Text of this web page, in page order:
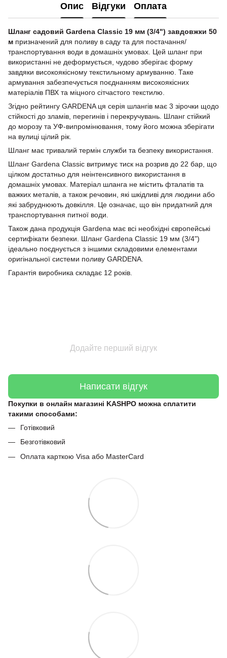
Опис Відгуки Оплата
Шланг садовий Gardena Classic 19 мм (3/4") завдовжки 50
м призначений для поливу в саду та для постачання/
транспортування води в домашніх умовах. Цей шланг при
використанні не деформується, чудово зберігає форму
завдяки високоякісному текстильному армуванню. Таке
армування забезпечується поєднанням високоякісних
матеріалів ПВХ та міцного сітчастого текстилю.
Згідно рейтингу GARDENA ця серія шлангів має 3 зірочки щодо
стійкості до зламів, перегинів і перекручувань. Шланг стійкий
до морозу та УФ-випромінювання, тому його можна зберігати
на вулиці цілий рік.
Шланг має тривалий термін служби та безпеку використання.
Шланг Gardena Classic витримує тиск на розрив до 22 бар, що
цілком достатньо для неінтенсивного використання в
домашніх умовах. Матеріал шланга не містить фталатів та
важких металів, а також речовин, які шкідливі для людини або
які забруднюють довкілля. Це означає, що він придатний для
транспортування питної води.
Також дана продукція Gardena має всі необхідні європейські
сертифікати безпеки. Шланг Gardena Classic 19 мм (3/4")
ідеально поєднується з іншими складовими елементами
оригінальної системи поливу GARDENA.
Гарантія виробника складає 12 років.
Додайте перший відгук
Написати відгук
Покупки в онлайн магазині KASHPO можна сплатити
такими способами:
Готівковий
Безготівковий
Оплата карткою Visa або MasterCard